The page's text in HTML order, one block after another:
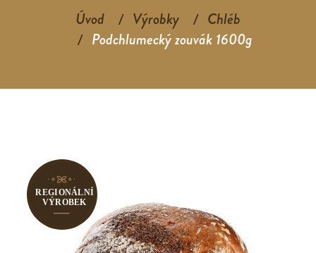
Úvod Výrobky
Chléb
Podchlumecký zouvák 1600g